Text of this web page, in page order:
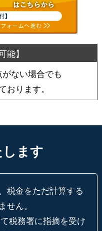
ない場合でも
おります。
します
税金をただ計算する
せん。
税務署に指摘を受け